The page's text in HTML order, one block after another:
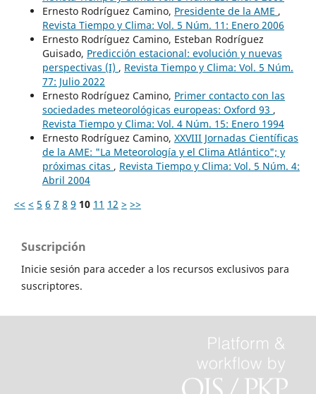
Ernesto Rodríguez Camino, Presidente de la AME ,
Revista Tiempo y Clima: Vol. 5 Núm. 11: Enero 2006
Ernesto Rodríguez Camino, Esteban Rodríguez
Guisado, Predicción estacional: evolución y nuevas
perspectivas (I) , Revista Tiempo y Clima: Vol. 5 Núm.
77: Julio 2022
Ernesto Rodríguez Camino, Primer contacto con las
sociedades meteorológicas europeas: Oxford 93 ,
Revista Tiempo y Clima: Vol. 4 Núm. 15: Enero 1994
Ernesto Rodríguez Camino, XXVIII Jornadas Científicas
de la AME: "La Meteorología y el Clima Atlántico"; y
próximas citas , Revista Tiempo y Clima: Vol. 5 Núm. 4:
Abril 2004
<< < 5 6 7 8 9 10 11 12 > >>
Suscripción
Inicie sesión para acceder a los recursos exclusivos para
suscriptores.